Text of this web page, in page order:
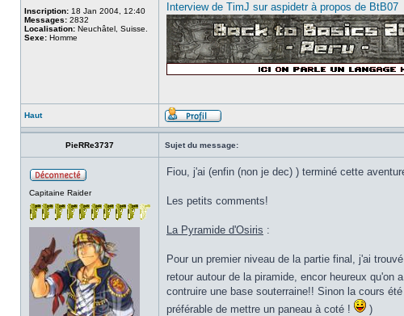
Inscription: 18 Jan 2004, 12:40
Messages: 2832
Localisation: Neuchâtel, Suisse.
Sexe: Homme
Interview de TimJ sur aspidetr à propos de BtB07
Haut
PieRRe3737 Sujet du message:
Capitaine Raider
Fiou, j'ai (enfin (non je dec) ) terminé cette
Les petits comments!
La Pyramide d'Osiris :
Pour un premier niveau de la partie final, j'ai
retour autour de la piramide, encor heureux qu'on
contruire une base souterraine!! Sinon la cours
préférable de mettre un paneau à coté !
)